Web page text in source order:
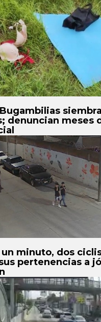
denuncian meses
un minuto, dos
pertenencias a